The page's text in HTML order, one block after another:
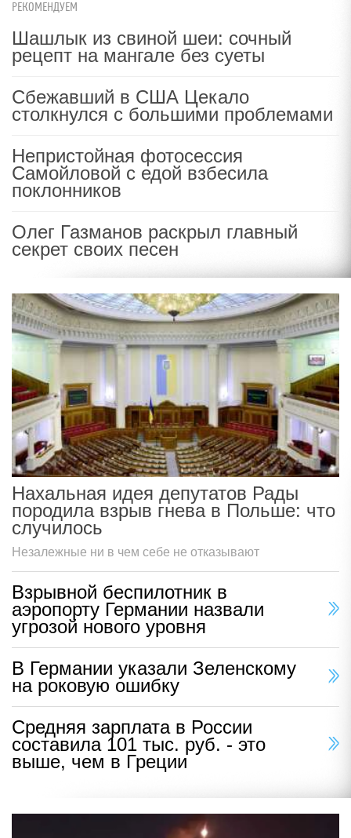
РЕКОМЕНДУЕМ
Шашлык из свиной шеи: сочный
рецепт на мангале без суеты
Сбежавший в США Цекало
столкнулся с большими проблемами
Непристойная фотосессия
Самойловой с едой взбесила
поклонников
Олег Газманов раскрыл главный
секрет своих песен
Нахальная идея депутатов Рады
породила взрыв гнева в Польше: что
случилось
Незалежные ни в чем себе не отказывают
Взрывной беспилотник в
аэропорту Германии назвали
угрозой нового уровня
В Германии указали Зеленскому
на роковую ошибку
Средняя зарплата в России
составила 101 тыс. руб. - это
выше, чем в Греции